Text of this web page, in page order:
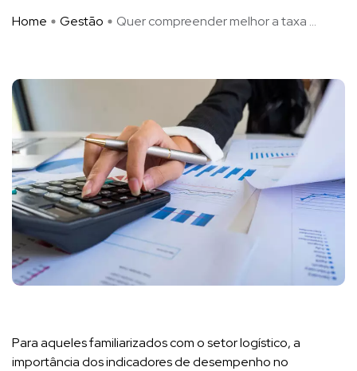
Home Gestão Quer compreender melhor a taxa ...
Para aqueles familiarizados com o setor logístico, a
importância dos indicadores de desempenho no